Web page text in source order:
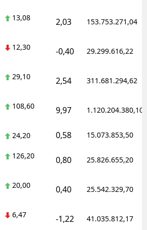
13,08 2,03 153.753.271,04
12,30 -0,40 29.299.616,22
29,10 2,54 311.681.294,62
108,60 9,97 1.120.204.380,10
24,20 0,58 15.073.853,50
126,20 0,80 25.826.655,20
20,00 0,40 25.542.329,70
6,47 -1,22 41.035.812,17